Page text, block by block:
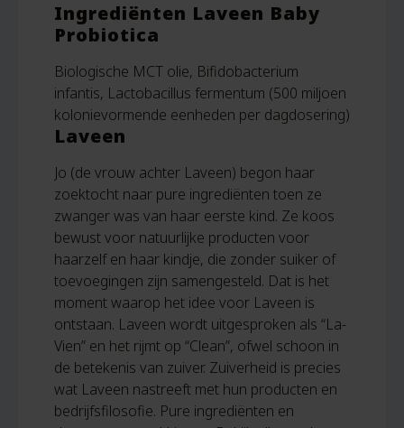
Ingrediënten Laveen Baby
Probiotica
Biologische MCT olie, Bifidobacterium
infantis, Lactobacillus fermentum (500 miljoen
kolonievormende eenheden per dagdosering)
Laveen
Jo (de vrouw achter Laveen) begon haar
zoektocht naar pure ingrediënten toen ze
zwanger was van haar eerste kind. Ze koos
bewust voor natuurlijke producten voor
haarzelf en haar kindje, die zonder suiker of
toevoegingen zijn samengesteld. Dat is het
moment waarop het idee voor Laveen is
ontstaan. Laveen wordt uitgesproken als “La-
Vien” en het rijmt op “Clean”, ofwel schoon in
de betekenis van zuiver. Zuiverheid is precies
wat Laveen nastreeft met hun producten en
bedrijfsfilosofie. Pure ingrediënten en